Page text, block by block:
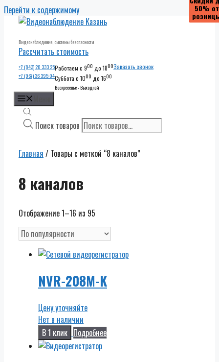
Перейти к содержимому
Видеонаблюдение, системы безопасности
Рассчитать стоимость
+7 (843) 20 333 25
+7 (967) 36 395 04
Работаем с 900 до 1800
Суббота с 1000 до 1600
Воскресенье - Выходной
Заказать звонок
Поиск товаров
Главная / Товары с меткой “8 каналов”
8 каналов
Отображение 1–16 из 95
NVR-208M-K
Цену уточняйте
Нет в наличии
В 1 клик Подробнее
50% от
50% от
50% от
50% от
50% от
50% от
50% от
50% от